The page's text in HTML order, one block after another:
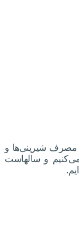
مصرف شیرینی‌ها و
و سالهاست